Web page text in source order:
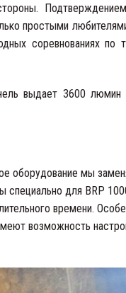
простыми
соревнованиях по
выдает 3600 люмин
оборудование мы
специально для BRP
времени.
возможность